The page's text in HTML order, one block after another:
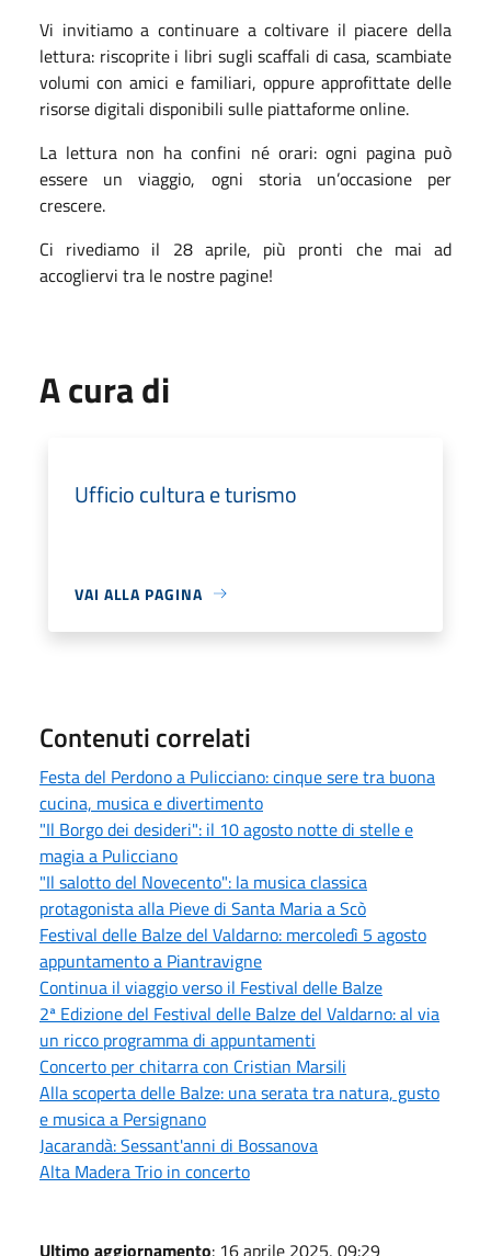
Vi invitiamo a continuare a coltivare il piacere della
lettura: riscoprite i libri sugli scaffali di casa, scambiate
volumi con amici e familiari, oppure approfittate delle
risorse digitali disponibili sulle piattaforme online.
La lettura non ha confini né orari: ogni pagina può
essere un viaggio, ogni storia un’occasione per
crescere.
Ci rivediamo il 28 aprile, più pronti che mai ad
accogliervi tra le nostre pagine!
A cura di
Ufficio cultura e turismo
VAI ALLA PAGINA
Contenuti correlati
Festa del Perdono a Pulicciano: cinque sere tra buona
cucina, musica e divertimento
"Il Borgo dei desideri": il 10 agosto notte di stelle e
magia a Pulicciano
"Il salotto del Novecento": la musica classica
protagonista alla Pieve di Santa Maria a Scò
Festival delle Balze del Valdarno: mercoledì 5 agosto
appuntamento a Piantravigne
Continua il viaggio verso il Festival delle Balze
2ª Edizione del Festival delle Balze del Valdarno: al via
un ricco programma di appuntamenti
Concerto per chitarra con Cristian Marsili
Alla scoperta delle Balze: una serata tra natura, gusto
e musica a Persignano
Jacarandà: Sessant'anni di Bossanova
Alta Madera Trio in concerto
Ultimo aggiornamento: 16 aprile 2025, 09:29